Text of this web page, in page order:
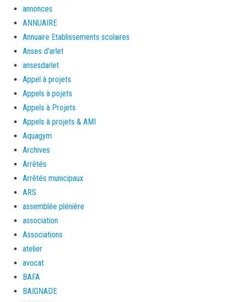
annonces
ANNUAIRE
Annuaire Etablissements scolaires
Anses d'arlet
ansesdarlet
Appel à projets
Appels à pojets
Appels à Projets
Appels à projets & AMI
Aquagym
Archives
Arrêtés
Arrêtés municipaux
ARS
assemblée plénière
association
Associations
atelier
avocat
BAFA
BAIGNADE